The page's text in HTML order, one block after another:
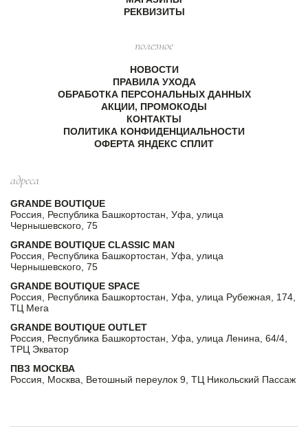
РЕКВИЗИТЫ
полезное
НОВОСТИ
ПРАВИЛА УХОДА
ОБРАБОТКА ПЕРСОНАЛЬНЫХ ДАННЫХ
АКЦИИ, ПРОМОКОДЫ
КОНТАКТЫ
ПОЛИТИКА КОНФИДЕНЦИАЛЬНОСТИ
ОФЕРТА ЯНДЕКС СПЛИТ
адреса
GRANDE BOUTIQUE
Россия, Республика Башкортостан, Уфа, улица
Чернышевского, 75
GRANDE BOUTIQUE CLASSIC MAN
Россия, Республика Башкортостан, Уфа, улица
Чернышевского, 75
GRANDE BOUTIQUE SPACE
Россия, Республика Башкортостан, Уфа, улица Рубежная, 174,
ТЦ Мега
GRANDE BOUTIQUE OUTLET
Россия, Республика Башкортостан, Уфа, улица Ленина, 64/4,
ТРЦ Экватор
ПВЗ МОСКВА
Россия, Москва, Ветошный переулок 9, ТЦ Никольский Пассаж